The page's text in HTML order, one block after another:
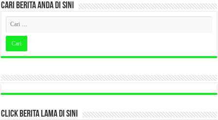
CARI BERITA ANDA DI SINI
CLICK BERITA LAMA DI SINI